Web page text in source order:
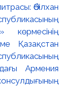
Әбілхан
Қазақстан
Армения